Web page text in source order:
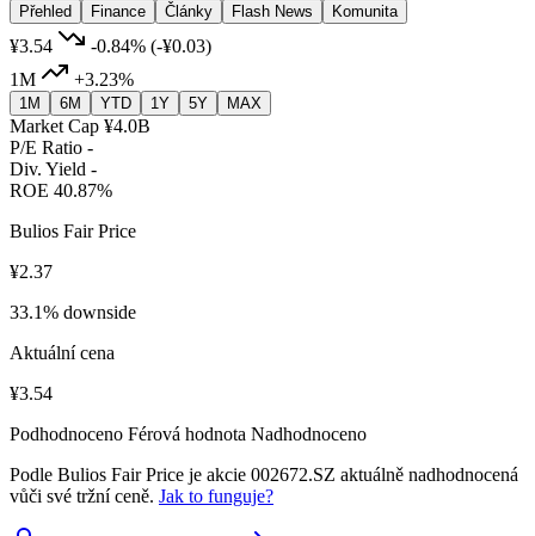
Přehled
Finance Články Flash News Komunita
¥3.54 -0.84% (-¥0.03)
1M
+3.23%
1M 6M YTD 1Y 5Y MAX
Market Cap ¥4.0B
P/E Ratio -
Div. Yield -
ROE 40.87%
Bulios Fair Price
¥2.37
33.1% downside
Aktuální cena
¥3.54
Podhodnoceno Férová hodnota Nadhodnoceno
Podle Bulios Fair Price je akcie 002672.SZ aktuálně nadhodnocená
vůči své tržní ceně. Jak to funguje?